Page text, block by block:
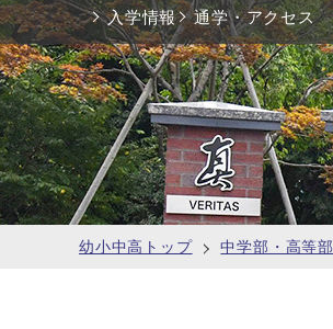
入学情報 通学・アクセス
幼小中高トップ 中学部・高等部